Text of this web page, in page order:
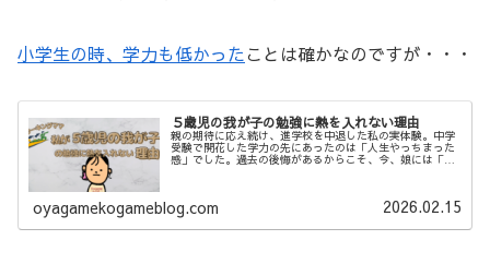
小学生の時、学力も低かったことは確かなのですが・・・
５歳児の我が子の勉強に熱を入れない理由
親の期待に応え続け、進学校を中退した私の実体験。中学
受験で開花した学力の先にあったのは「人生やっちまった
感」でした。過去の後悔があるからこそ、今、娘には「勉
oyagamekogameblog.com 2026.02.15